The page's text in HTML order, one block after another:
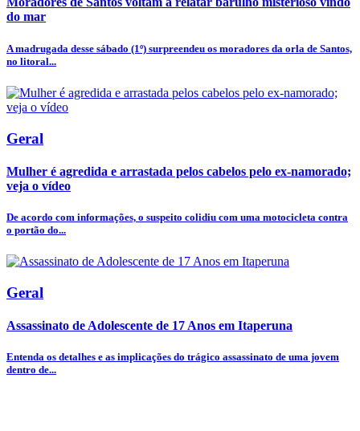
do mar
A madrugada desse sábado (1º) surpreendeu os moradores da orla de Santos,
no litoral...
Geral
Mulher é agredida e arrastada pelos cabelos pelo ex-namorado;
veja o vídeo
De acordo com informações, o suspeito colidiu com uma motocicleta contra
o portão do...
Geral
Assassinato de Adolescente de 17 Anos em Itaperuna
Entenda os detalhes e as implicações do trágico assassinato de uma jovem
dentro de...